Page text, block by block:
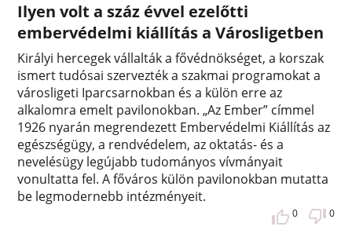
Ilyen volt a száz évvel ezelőtti
embervédelmi kiállítás a Városligetben
Királyi hercegek vállalták a fővédnökséget, a korszak
ismert tudósai szervezték a szakmai programokat a
városligeti Iparcsarnokban és a külön erre az
alkalomra emelt pavilonokban. „Az Ember” címmel
1926 nyarán megrendezett Embervédelmi Kiállítás az
egészségügy, a rendvédelem, az oktatás- és a
nevelésügy legújabb tudományos vívmányait
vonultatta fel. A főváros külön pavilonokban mutatta
be legmodernebb intézményeit.
0 0